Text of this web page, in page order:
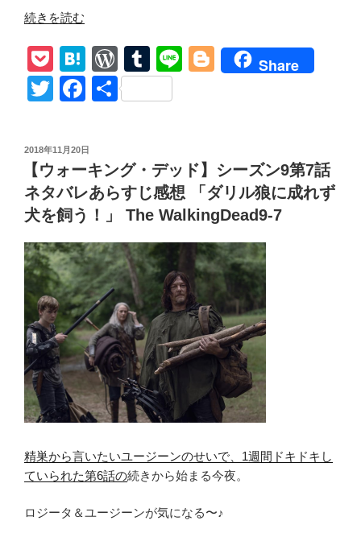
“Lyra
Monologue-
Favorites
vol.160”
続きを読む
P
o
ck
H
at
e
a
W
or
d
e
ss
T
u
m
r
Li
Bl
er
Share
T
tt
er
F
c
e
b
o
o
k
共
投
日:
2018年11月20日
【ウォーキング・デッド】シーズン9第7話
ネタバレあらすじ感想 「ダリル狼に成れず
犬を飼う！」 The WalkingDead9-7
精巣から言いたいユージーンのせいで、1週間ドキドキし
ていられた第6話の続きから始まる今夜。
ロジータ＆ユージーンが気になる〜♪